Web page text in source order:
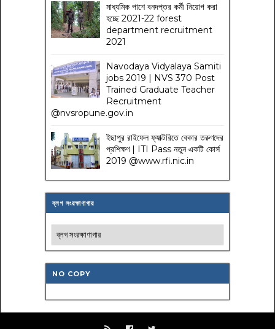
মাধ্যমিক পাশে বনদপ্তর কর্মী নিয়োগ করা
হচ্ছে 2021-22 forest
department recruitment
2021
Navodaya Vidyalaya Samiti
jobs 2019 | NVS 370 Post
Trained Graduate Teacher
Recruitment
@nvsropune.gov.in
ইছাপুর রাইফেল ফ্যাক্টরিতে বেকার তরুণদের
প্রশিক্ষণ | ITI Pass নতুন একটি কোর্স
2019 @www.rfi.nic.in
ব্লগ সংরক্ষাণাগার
NO COPY